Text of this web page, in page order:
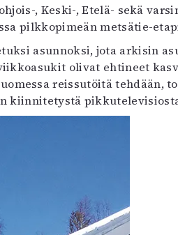
, Keski-, Etelä- sekä
pilkkopimeän metsätie-
asunnoksi, jota arkisin
olivat ehtineet
reissutöitä
kiinnitetystä